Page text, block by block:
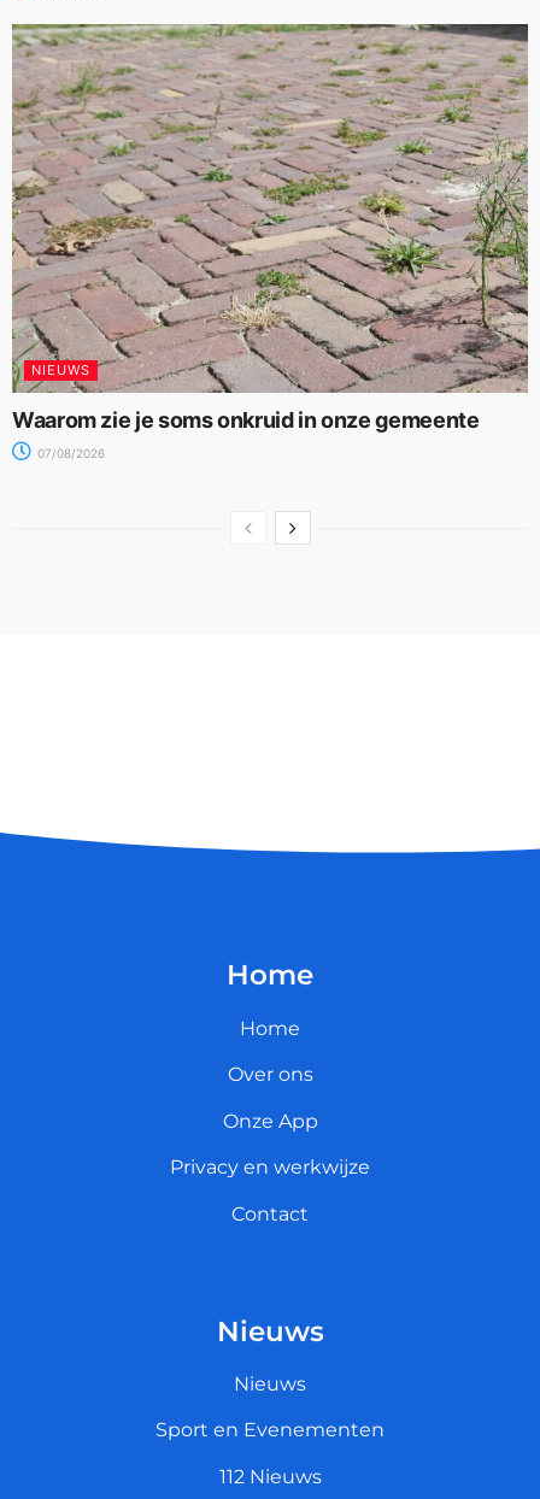
NIEUWS
Waarom zie je soms onkruid in onze gemeente
07/08/2026
Home
Home
Over ons
Onze App
Privacy en werkwijze
Contact
Nieuws
Nieuws
Sport en Evenementen
112 Nieuws